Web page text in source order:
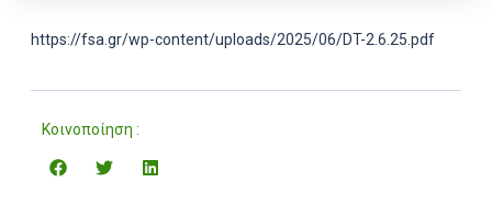
https://fsa.gr/wp-content/uploads/2025/06/DT-2.6.25.pdf
Κοινοποίηση :